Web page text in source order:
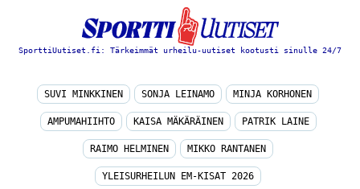
SporttiUutiset.fi: Tärkeimmät urheilu-uutiset kootusti sinulle 24/7
SUVI MINKKINEN SONJA LEINAMO MINJA KORHONEN
AMPUMAHIIHTO KAISA MÄKÄRÄINEN PATRIK LAINE
RAIMO HELMINEN MIKKO RANTANEN
YLEISURHEILUN EM-KISAT 2026